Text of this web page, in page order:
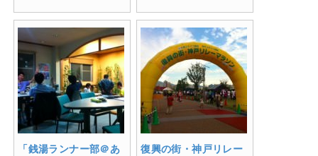
「銭湯ランナー部＠あ
復興の街・神戸リレー